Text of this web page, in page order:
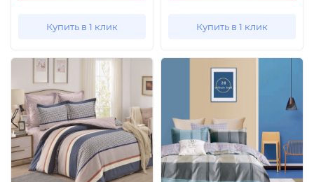
Купить в 1 клик Купить в 1 клик